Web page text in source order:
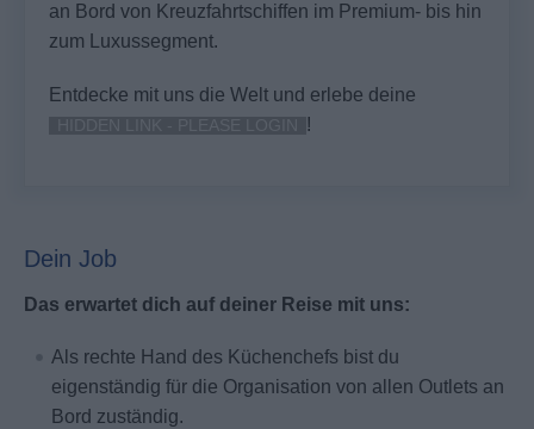
an Bord von Kreuzfahrtschiffen im Premium- bis hin
zum Luxussegment.
Entdecke mit uns die Welt und erlebe deine
!
Dein Job
Das erwartet dich auf deiner Reise mit uns:
Als rechte Hand des Küchenchefs bist du
eigenständig für die Organisation von allen Outlets an
Bord zuständig.